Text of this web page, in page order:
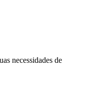
necessidades de